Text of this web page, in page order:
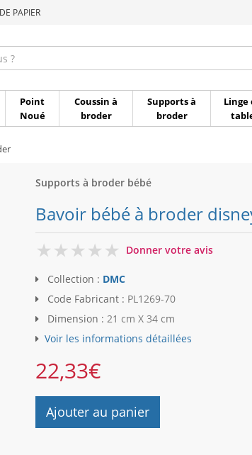
PAPIER
Point
Noué
Coussin à
broder
Supports à
broder
Linge
Supports à broder bébé
Bavoir bébé à broder
0
Donner votre avis
Collection : DMC
Code Fabricant : PL1269-70
Dimension : 21 cm X 34 cm
Voir les informations détaillées
22,33€
Ajouter au panier